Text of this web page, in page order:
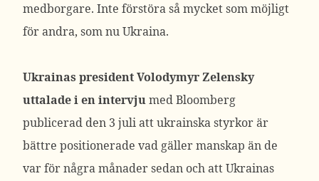
medborgare. Inte förstöra så mycket som möjligt
för andra, som nu Ukraina.
Ukrainas president Volodymyr Zelensky
uttalade i en intervjumed Bloomberg
publicerad den 3 juli att ukrainska styrkor är
bättre positionerade vad gäller manskap än de
var för några månader sedan och att Ukrainas